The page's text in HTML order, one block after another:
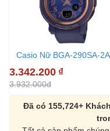
Casio Nữ BGA-290SA-
3.342.200 ₫
3.932.000đ
Đã có 155,724+